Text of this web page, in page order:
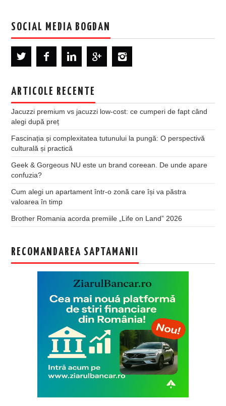
SOCIAL MEDIA BOGDAN
ARTICOLE RECENTE
Jacuzzi premium vs jacuzzi low-cost: ce cumperi de fapt când
alegi după preț
Fascinația și complexitatea tutunului la pungă: O perspectivă
culturală și practică
Geek & Gorgeous NU este un brand coreean. De unde apare
confuzia?
Cum alegi un apartament într-o zonă care își va păstra
valoarea în timp
Brother Romania acorda premiile „Life on Land” 2026
RECOMANDAREA SAPTAMANII